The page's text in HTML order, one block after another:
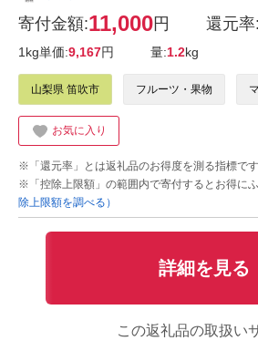
寄付金額:11,000円 還元率:
1kg単価:9,167円 量:1.2kg
山梨県 笛吹市 フルーツ・果物
お気に入り
※「還元率」とは返礼品のお得度を測る指標です
※「控除上限額」の範囲内で寄付するとお得に
除上限額を調べる）
詳細を見る
この返礼品の取扱い